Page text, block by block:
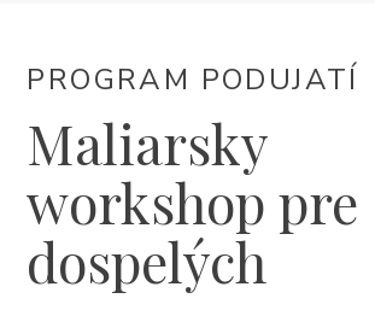
SK
Trg Alojzija Stepinca 10, 21322 Brela
PROGRAM PODUJATÍ
Maliarsky
workshop pre
dospelých